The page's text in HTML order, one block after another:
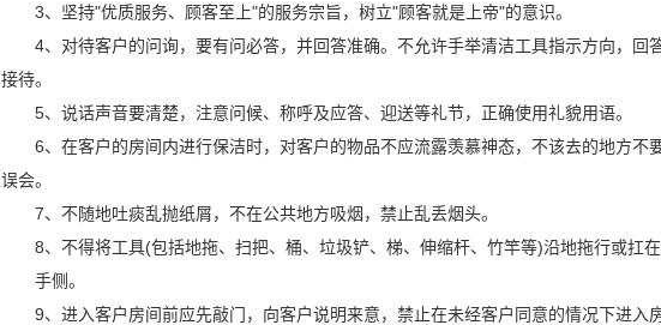
3、坚持"优质服务、顾客至上"的服务宗旨，树立"顾客就是上帝"的意识。
4、对待客户的问询，要有问必答，并回答准确。不允许手举清洁工具指示方向，回
接待。
5、说话声音要清楚，注意问候、称呼及应答、迎送等礼节，正确使用礼貌用语。
6、在客户的房间内进行保洁时，对客户的物品不应流露羡慕神态，不该去的地方不
误会。
7、不随地吐痰乱抛纸屑，不在公共地方吸烟，禁止乱丢烟头。
8、不得将工具(包括地拖、扫把、桶、垃圾铲、梯、伸缩杆、竹竿等)沿地拖行或扛
手侧。
9、进入客户房间前应先敲门，向客户说明来意，禁止在未经客户同意的情况下进入房